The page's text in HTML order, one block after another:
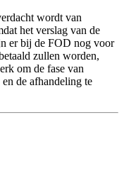
wordt van
het verslag van de
er bij de FOD nog voor
zullen worden,
om de fase van
de afhandeling te